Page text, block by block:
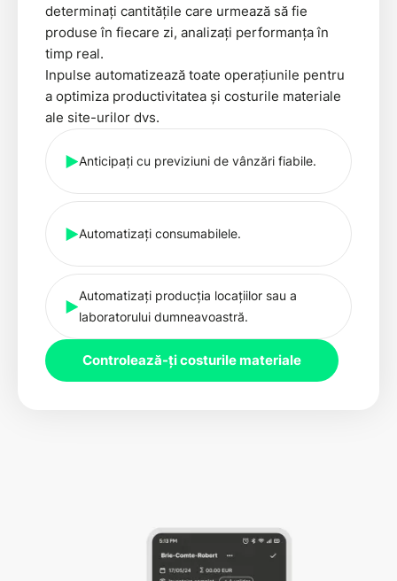
determinați cantitățile care urmează să fie
produse în fiecare zi, analizați performanța în
timp real.
Inpulse automatizează toate operațiunile pentru
a optimiza productivitatea și costurile materiale
ale site-urilor dvs.
Anticipați cu previziuni de vânzări fiabile.
Automatizați consumabilele.
Automatizați producția locațiilor sau a
laboratorului dumneavoastră.
Controlează-ți costurile materiale